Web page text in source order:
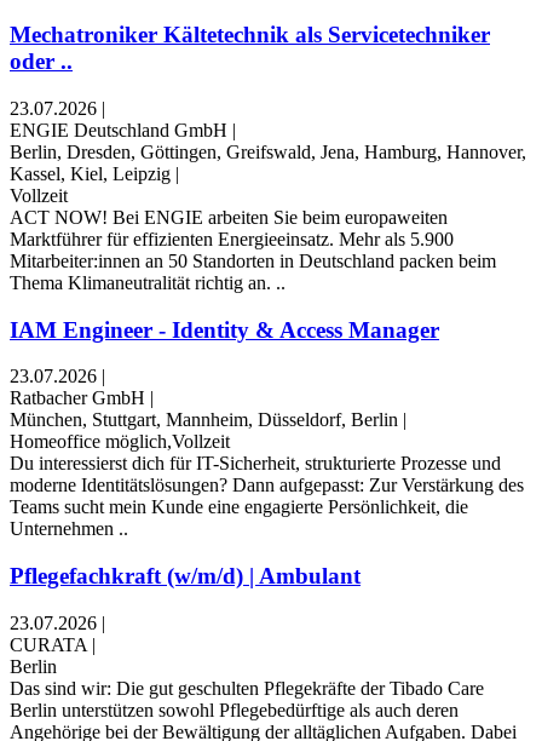
Mechatroniker Kältetechnik als Servicetechniker
oder ..
23.07.2026 |
ENGIE Deutschland GmbH |
Berlin, Dresden, Göttingen, Greifswald, Jena, Hamburg, Hannover,
Kassel, Kiel, Leipzig |
Vollzeit
ACT NOW! Bei ENGIE arbeiten Sie beim europaweiten
Marktführer für effizienten Energieeinsatz. Mehr als 5.900
Mitarbeiter:innen an 50 Standorten in Deutschland packen beim
Thema Klimaneutralität richtig an. ..
IAM Engineer - Identity & Access Manager
23.07.2026 |
Ratbacher GmbH |
München, Stuttgart, Mannheim, Düsseldorf, Berlin |
Homeoffice möglich,Vollzeit
Du interessierst dich für IT-Sicherheit, strukturierte Prozesse und
moderne Identitätslösungen? Dann aufgepasst: Zur Verstärkung des
Teams sucht mein Kunde eine engagierte Persönlichkeit, die
Unternehmen ..
Pflegefachkraft (w/m/d) | Ambulant
23.07.2026 |
CURATA |
Berlin
Das sind wir: Die gut geschulten Pflegekräfte der Tibado Care
Berlin unterstützen sowohl Pflegebedürftige als auch deren
Angehörige bei der Bewältigung der alltäglichen Aufgaben. Dabei